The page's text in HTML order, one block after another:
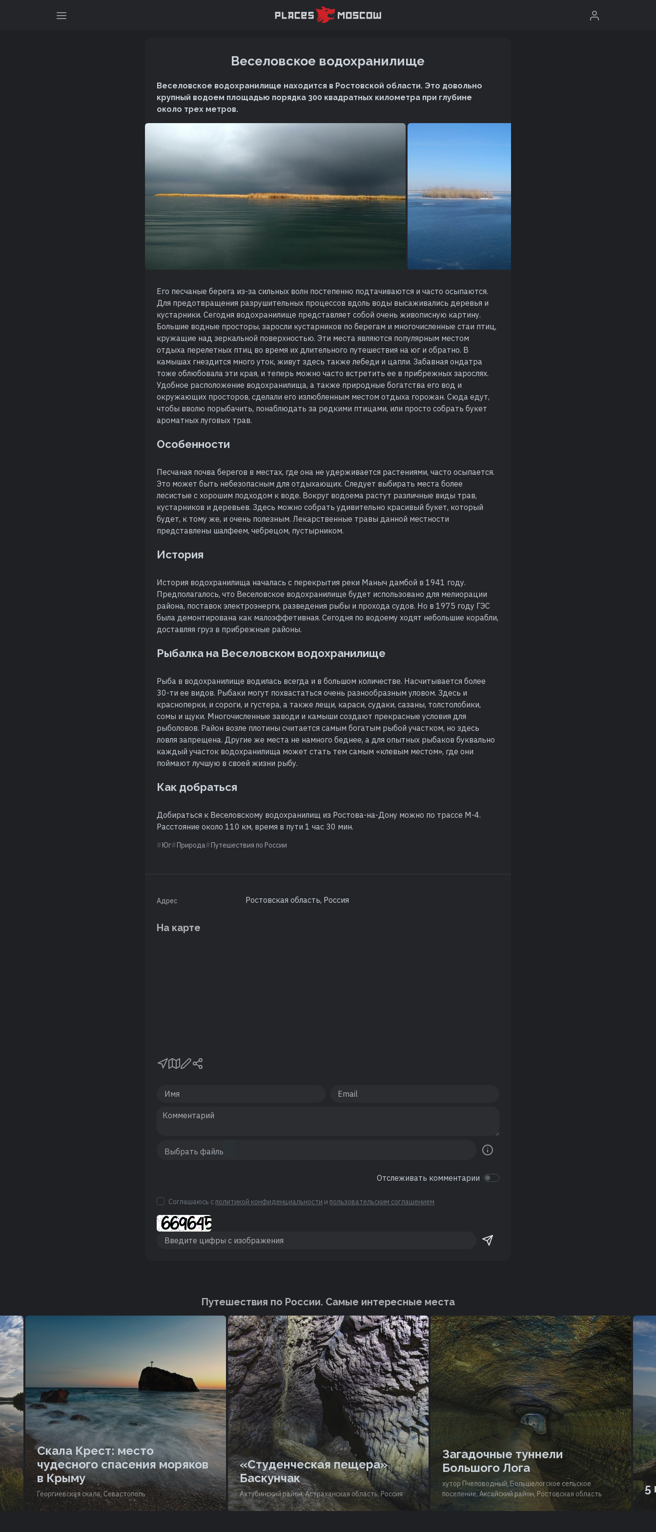
Веселовское водохранилище
Веселовское водохранилище находится в Ростовской области. Это довольно
крупный водоем площадью порядка 300 квадратных километра при глубине
около трех метров.
Его песчаные берега из-за сильных волн постепенно подтачиваются и часто осыпаются.
Для предотвращения разрушительных процессов вдоль воды высаживались деревья и
кустарники. Сегодня водохранилище представляет собой очень живописную картину.
Большие водные просторы, заросли кустарников по берегам и многочисленные стаи птиц,
кружащие над зеркальной поверхностью. Эти места являются популярным местом
отдыха перелетных птиц во время их длительного путешествия на юг и обратно. В
камышах гнездится много уток, живут здесь также лебеди и цапли. Забавная ондатра
тоже облюбовала эти края, и теперь можно часто встретить ее в прибрежных зарослях.
Удобное расположение водохранилища, а также природные богатства его вод и
окружающих просторов, сделали его излюбленным местом отдыха горожан. Сюда едут,
чтобы вволю порыбачить, понаблюдать за редкими птицами, или просто собрать букет
ароматных луговых трав.
Особенности
Песчаная почва берегов в местах, где она не удерживается растениями, часто осыпается.
Это может быть небезопасным для отдыхающих. Следует выбирать места более
лесистые с хорошим подходом к воде. Вокруг водоема растут различные виды трав,
кустарников и деревьев. Здесь можно собрать удивительно красивый букет, который
будет, к тому же, и очень полезным. Лекарственные травы данной местности
представлены шалфеем, чебрецом, пустырником.
История
История водохранилища началась с перекрытия реки Маныч дамбой в 1941 году.
Предполагалось, что Веселовское водохранилище будет использовано для мелиорации
района, поставок электроэнерги, разведения рыбы и прохода судов. Но в 1975 году ГЭС
была демонтирована как малоэффетивная. Сегодня по водоему ходят небольшие корабли,
доставляя груз в прибрежные районы.
Рыбалка на Веселовском водохранилище
Рыба в водохранилище водилась всегда и в большом количестве. Насчитывается более
30-ти ее видов. Рыбаки могут похвастаться очень разнообразным уловом. Здесь и
красноперки, и сороги, и густера, а также лещи, караси, судаки, сазаны, толстолобики,
сомы и щуки. Многочисленные заводи и камыши создают прекрасные условия для
рыболовов. Район возле плотины считается самым богатым рыбой участком, но здесь
ловля запрещена. Другие же места не намного беднее, а для опытных рыбаков буквально
каждый участок водохранилища может стать тем самым «клевым местом», где они
поймают лучшую в своей жизни рыбу.
Как добраться
Добираться к Веселовскому водохранилищ из Ростова-на-Дону можно по трассе М-4.
Расстояние около 110 км, время в пути 1 час 30 мин.
Юг Природа Путешествия по России
Адрес Ростовская область, Россия
На карте
Отслеживать комментарии
Соглашаюсь с политикой конфиденциальности и пользовательским соглашением
Путешествия по России. Cамые интересные места
Скала Крест: место
чудесного спасения моряков
в Крыму
Георгиевская скала, Севастополь
«Студенческая пещера»
Баскунчак
Ахтубинский район, Астраханская область, Россия
Загадочные туннели
Большого Лога
хутор Пчеловодный, Большелогское сельское
поселение, Аксайский район, Ростовская область
5